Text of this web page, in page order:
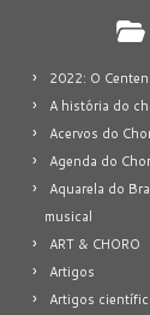
2022: O
A história do
Acervos do
Agenda do
Aquarela do
musical
ART & CHORO
Artigos
Artigos